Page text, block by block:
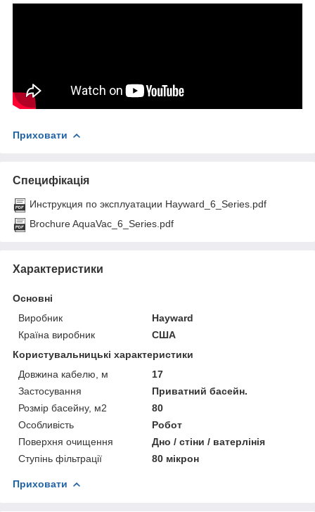
Приховати
Специфікація
Инструкция по эксплуатации Hayward_6_Series.pdf
Brochure AquaVac_6_Series.pdf
Характеристики
Основні
Виробник
Hayward
Країна виробник
США
Користувальницькі характеристики
Довжина кабелю, м
17
Застосування
Приватний басейн.
Розмір басейну, м2
80
Особливість
Робот
Поверхня очищення
Дно / стіни / ватерлінія
Ступінь фільтрації
80 мікрон
Приховати